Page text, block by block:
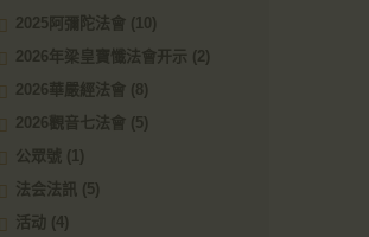
2025阿彌陀法會 (10)
2026年梁皇寶懺法會开示 (2)
2026華嚴經法會 (8)
2026觀音七法會 (5)
公眾號
(1)
法会法訊 (5)
活动 (4)